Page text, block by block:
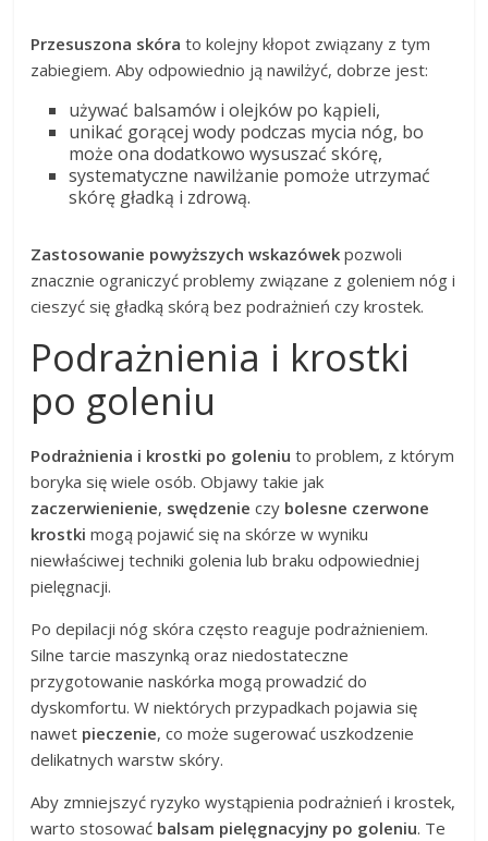
Przesuszona skóra to kolejny kłopot związany z tym
zabiegiem. Aby odpowiednio ją nawilżyć, dobrze jest:
używać balsamów i olejków po kąpieli,
unikać gorącej wody podczas mycia nóg, bo
może ona dodatkowo wysuszać skórę,
systematyczne nawilżanie pomoże utrzymać
skórę gładką i zdrową.
Zastosowanie powyższych wskazówek pozwoli
znacznie ograniczyć problemy związane z goleniem nóg i
cieszyć się gładką skórą bez podrażnień czy krostek.
Podrażnienia i krostki
po goleniu
Podrażnienia i krostki po goleniu to problem, z którym
boryka się wiele osób. Objawy takie jak
zaczerwienienie, swędzenie czy bolesne czerwone
krostki mogą pojawić się na skórze w wyniku
niewłaściwej techniki golenia lub braku odpowiedniej
pielęgnacji.
Po depilacji nóg skóra często reaguje podrażnieniem.
Silne tarcie maszynką oraz niedostateczne
przygotowanie naskórka mogą prowadzić do
dyskomfortu. W niektórych przypadkach pojawia się
nawet pieczenie, co może sugerować uszkodzenie
delikatnych warstw skóry.
Aby zmniejszyć ryzyko wystąpienia podrażnień i krostek,
warto stosować balsam pielęgnacyjny po goleniu. Te